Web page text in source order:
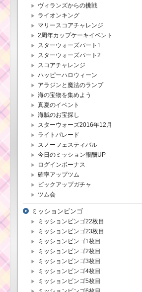
ヴィランズからの挑戦
ライオンキング
マリースコアチャレンジ
2周年カップケーキイベント
スターウォーズパート1
スターウォーズパート2
スコアチャレンジ
ハッピーハロウィーン
アラジンと魔法のランプ
海の宝物を集めよう
真夏のイベント
海賊のお宝探し
スターウォーズ2016年12月
ライトパレード
スノーフェスティバル
今日のミッション報酬UP
ログインボーナス
確率アップツム
ピックアップガチャ
ツム会
ミッションビンゴ
ミッションビンゴ22枚目
ミッションビンゴ23枚目
ミッションビンゴ1枚目
ミッションビンゴ2枚目
ミッションビンゴ3枚目
ミッションビンゴ4枚目
ミッションビンゴ5枚目